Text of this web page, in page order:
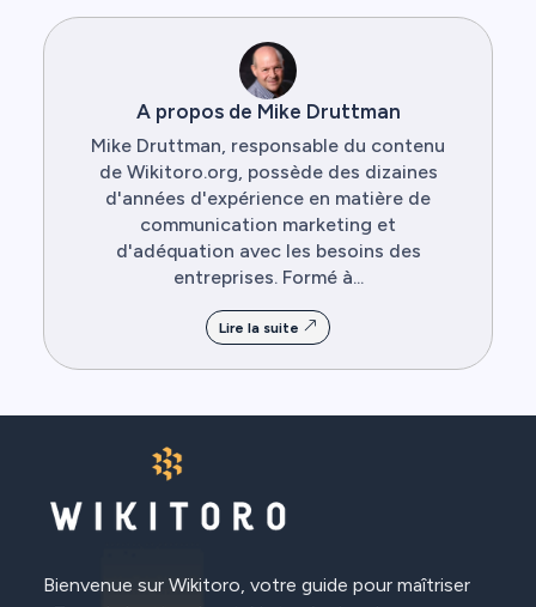
A propos de Mike Druttman
Mike Druttman, responsable du contenu
de Wikitoro.org, possède des dizaines
d'années d'expérience en matière de
communication marketing et
d'adéquation avec les besoins des
entreprises. Formé à...
Lire la suite
Bienvenue sur Wikitoro, votre guide pour maîtriser